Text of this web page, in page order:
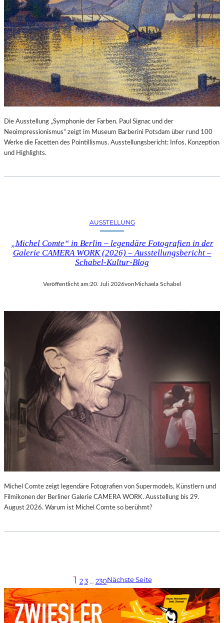
Die Ausstellung „Symphonie der Farben. Paul Signac und der
Neoimpressionismus“ zeigt im Museum Barberini Potsdam über rund 100
Werke die Facetten des Pointillismus. Ausstellungsbericht: Infos, Konzeption
und Highlights.
AUSSTELLUNG
„Michel Comte“ in Berlin – legendäre Fotografien in der
Galerie CAMERA WORK (2026) – Ausstellungsbericht –
Schabel-Kultur-Blog
Veröffentlicht am:20. Juli 2026vonMichaela Schabel
Michel Comte zeigt legendäre Fotografien von Supermodels, Künstlern und
Filmikonen der Berliner Galerie CAMERA WORK. Ausstellung bis 29.
August 2026. Warum ist Michel Comte so berühmt?
1 2 3 … 230Nächste Seite